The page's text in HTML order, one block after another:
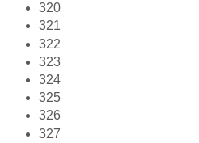
320
321
322
323
324
325
326
327